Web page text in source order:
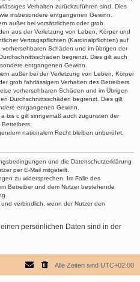
Verhalten zurückzuführen sind. Dies
insbesondere entgangenen Gewinn.
außer bei vorsätzlichem oder grob
aus der Verletzung von Leben, Körper und
Vertragspflichten (Kardinalpflichten) auf
vorhersehbaren Schäden und im übrigen der
begrenzt. Dies gilt auch
entgangenen Gewinn.
außer bei der Verletzung von Leben, Körper
grob fahrlässigem Verhalten des Betreibers
vorhersehbaren Schäden und im Übrigen
Durchschnittsschäden begrenzt. Dies gilt
entgangenen Gewinn.
bis c gilt sinngemäß auch zugunsten der
nationalem Recht bleiben unberührt.
und die Datenschutzerklärung
per E-Mail mitgeteilt.
zu widersprechen. Im Falle des
Betreiber und dem Nutzer bestehende
verbindlich, wenn der Nutzer den
persönlichen Daten sind in der
Alle Zeiten sind UTC+02:00